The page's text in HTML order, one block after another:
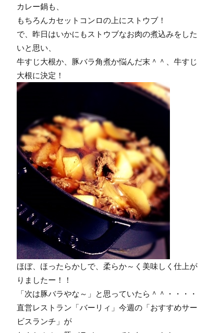
ウ
ト！
カレー鍋も、
もちろんカセットコンロの上にストウブ！
で、昨日はいかにもストウブなお肉の煮込みをした
いと思い、
牛すじ大根か、豚バラ角煮か悩んだ末＾＾、牛すじ
大根に決定！
ほぼ、ほったらかしで、柔らか～く美味しく仕上が
りましたー！！
「次は豚バラやな～」と思っていたら＾＾・・・・
直営レストラン「バーリィ」今週の「おすすめサー
ビスランチ」が